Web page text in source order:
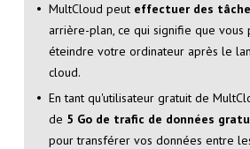
MultCloud peut effectuer des
arrière-plan, ce qui signifie que vous
éteindre votre ordinateur après le
cloud.
En tant qu'utilisateur gratuit de
de 5 Go de trafic de données
pour transférer vos données entre